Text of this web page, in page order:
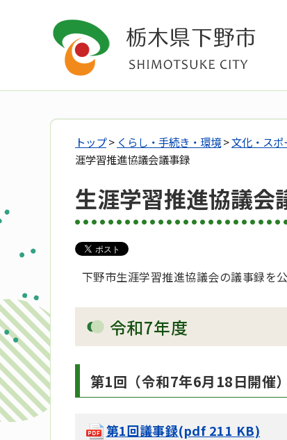
トップ> くらし・手続き・環境>文化・スポ
涯学習推進協議会議事録
生涯学習推進協議会
下野市生涯学習推進協議会の議事録を公
令和7年度
第1回（令和7年6月18日開催）
第1回議事録(pdf 211 KB)